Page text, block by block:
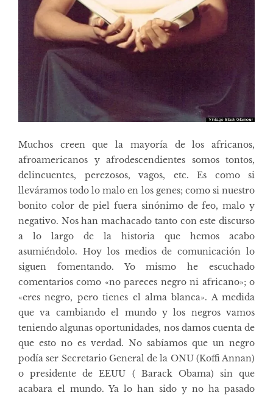
Muchos creen que la mayoría de los africanos,
afroamericanos y afrodescendientes somos tontos,
delincuentes, perezosos, vagos, etc. Es como si
lleváramos todo lo malo en los genes; como si nuestro
bonito color de piel fuera sinónimo de feo, malo y
negativo. Nos han machacado tanto con este discurso
a lo largo de la historia que hemos acabo
asumiéndolo. Hoy los medios de comunicación lo
siguen fomentando. Yo mismo he escuchado
comentarios como «no pareces negro ni africano»; o
«eres negro, pero tienes el alma blanca». A medida
que va cambiando el mundo y los negros vamos
teniendo algunas oportunidades, nos damos cuenta de
que esto no es verdad. No sabíamos que un negro
podía ser Secretario General de la ONU (Koffi Annan)
o presidente de EEUU ( Barack Obama) sin que
acabara el mundo. Ya lo han sido y no ha pasado